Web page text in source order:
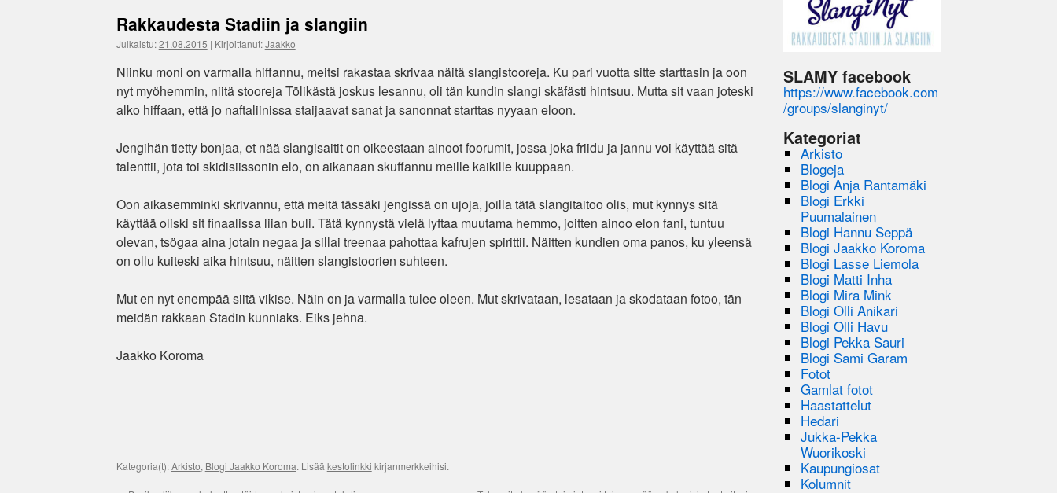
Rakkaudesta Stadiin ja slangiin
Julkaistu:21.08.2015 | Kirjoittanut:Jaakko
Niinku moni on varmalla hiffannu, meitsi rakastaa skrivaa näitä slangistooreja. Ku pari vuotta sitte starttasin ja oon
nyt myöhemmin, niitä stooreja Tölikästä joskus lesannu, oli tän kundin slangi skäfästi hintsuu. Mutta sit vaan joteski
alko hiffaan, että jo naftaliinissa staijaavat sanat ja sanonnat starttas nyyaan eloon.
Jengihän tietty bonjaa, et nää slangisaitit on oikeestaan ainoot foorumit, jossa joka friidu ja jannu voi käyttää sitä
talenttii, jota toi skidisiissonin elo, on aikanaan skuffannu meille kaikille kuuppaan.
Oon aikasemminki skrivannu, että meitä tässäki jengissä on ujoja, joilla tätä slangitaitoo olis, mut kynnys sitä
käyttää oliski sit finaalissa liian buli. Tätä kynnystä vielä lyftaa muutama hemmo, joitten ainoo elon fani, tuntuu
olevan, tsögaa aina jotain negaa ja sillai treenaa pahottaa kafrujen spirittii. Näitten kundien oma panos, ku yleensä
on ollu kuiteski aika hintsuu, näitten slangistoorien suhteen.
Mut en nyt enempää siitä vikise. Näin on ja varmalla tulee oleen. Mut skrivataan, lesataan ja skodataan fotoo, tän
meidän rakkaan Stadin kunniaks. Eiks jehna.
Jaakko Koroma
Kategoria(t):Arkisto, Blogi Jaakko Koroma. Lisää kestolinkki kirjanmerkkeihisi.
SLAMY facebook
https://www.facebook.com
/groups/slanginyt/
Kategoriat
Arkisto
Blogeja
Blogi Anja Rantamäki
Blogi Erkki
Puumalainen
Blogi Hannu Seppä
Blogi Jaakko Koroma
Blogi Lasse Liemola
Blogi Matti Inha
Blogi Mira Mink
Blogi Olli Anikari
Blogi Olli Havu
Blogi Pekka Sauri
Blogi Sami Garam
Fotot
Gamlat fotot
Haastattelut
Hedari
Jukka-Pekka
Wuorikoski
Kaupungiosat
Kolumnit